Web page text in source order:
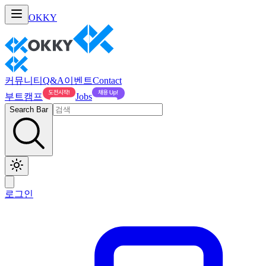
OKKY
커뮤니티 Q&A이벤트Contact
부트캠프
Jobs
Search Bar
로그인